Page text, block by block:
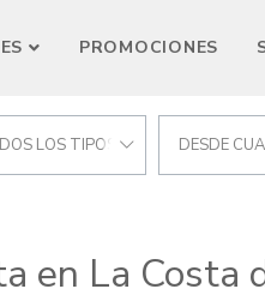
PROMOCIONES
LOS TIPOS DESDE
en La Costa